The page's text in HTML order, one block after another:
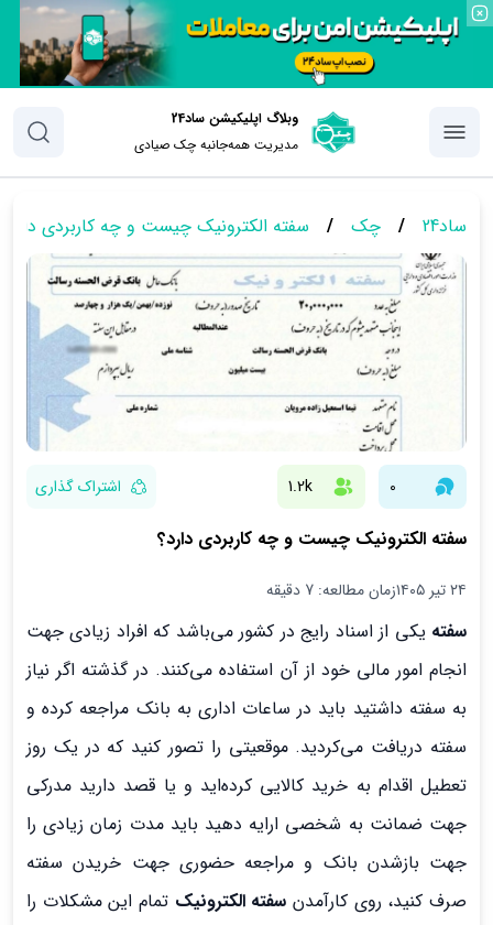
وبلاگ اپلیکیشن ساد24
مدیریت همه‌جانبه چک‌ صیادی
ساد24 / چک / سفته الکترونیک چیست و چه کاربردی دارد؟
0
1.2k اشتراک گذاری
سفته الکترونیک چیست و چه کاربردی دارد؟
۲۴ تیر ۱۴۰۵ زمان مطالعه: 7 دقیقه
سفته یکی از اسناد رایج در کشور می‌باشد که افراد زیادی جهت
انجام امور مالی خود از آن استفاده می‌کنند. در گذشته اگر نیاز
به سفته داشتید باید در ساعات اداری به بانک مراجعه کرده و
سفته دریافت می‌کردید. موقعیتی را تصور کنید که در یک روز
تعطیل اقدام به خرید کالایی کرده‌اید و یا قصد دارید مدرکی
جهت ضمانت به شخصی ارایه دهید باید مدت زمان زیادی را
جهت بازشدن بانک و مراجعه حضوری جهت خریدن سفته
صرف کنید، روی کارآمدن سفته الکترونیک تمام این مشکلات را